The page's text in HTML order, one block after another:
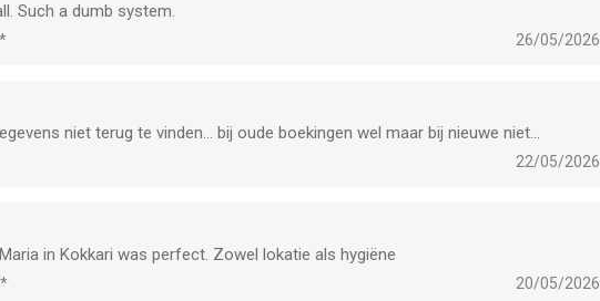
Such a dumb system.
26/05/2026
niet terug te vinden… bij oude boekingen wel maar bij nieuwe niet…
22/05/2026
in Kokkari was perfect. Zowel lokatie als hygiëne
20/05/2026